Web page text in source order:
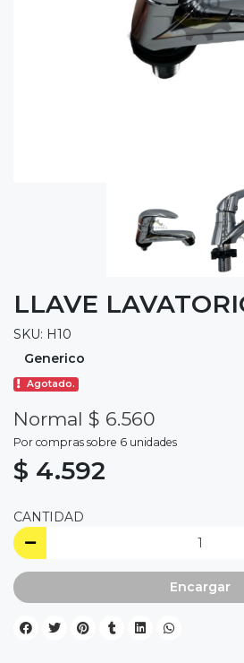
LLAVE
SKU: H10
Generico
Agotado.
Normal $ 6.560
Por compras sobre 6 unidades
$ 4.592
CANTIDAD
Encargar